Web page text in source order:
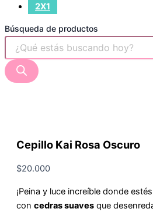
2X1
Búsqueda de productos
Cepillo Kai Rosa Oscuro
$20.000
¡Peina y luce increíble donde
con cedras suaves que